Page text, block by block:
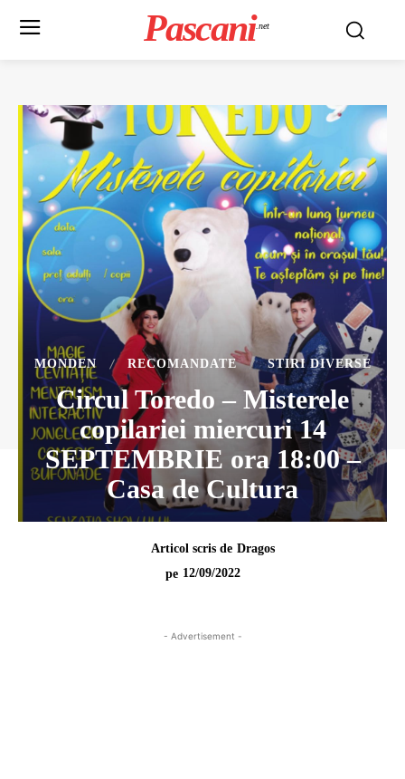
Pascani .net
MONDEN RECOMANDATE STIRI DIVERSE
Circul Toredo – Misterele
copilariei miercuri 14
SEPTEMBRIE ora 18:00 –
Casa de Cultura
Articol scris de Dragos
pe 12/09/2022
- Advertisement -